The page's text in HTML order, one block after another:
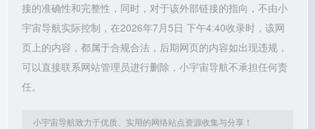
接的准确性和完整性，同时，对于该外部链接的指向，不由小
宇宙导航实际控制，在2026年7月5日 下午4:40收录时，该网
页上的内容，都属于合规合法，后期网页的内容如出现违规，
可以直接联系网站管理员进行删除，小宇宙导航不承担任何责
任。
小宇宙导航致力于优质、实用的网络站点资源收集与分享！